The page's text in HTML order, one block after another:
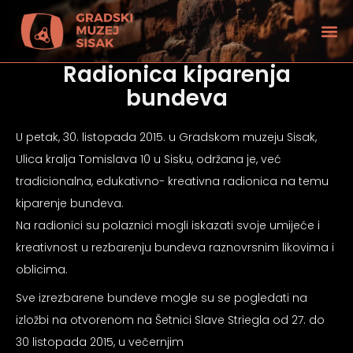
Radionica kiparenja
bundeva
U petak, 30. listopada 2015. u Gradskom muzeju Sisak,
Ulica kralja Tomislava 10 u Sisku, održana je, već
tradicionalna, edukativno- kreativna radionica na temu
kiparenje bundeva.
Na radionici su polaznici mogli iskazati svoje umijeće i
kreativnost u rezbarenju bundeva raznovrsnim likovima i
oblicima.
Sve izrezbarene bundeve mogle su se pogledati na
izložbi na otvorenom na Šetnici Slave Striegla od 27. do
30 listopada 2015, u večernjim
vida